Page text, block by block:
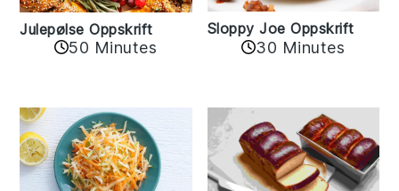
Julepølse Oppskrift
50 Minutes
Sloppy Joe Oppskrift
30 Minutes